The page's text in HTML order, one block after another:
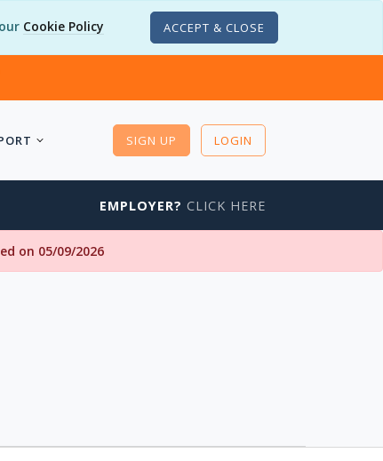
Cookie Policy ACCEPT & CLOSE
SIGN UP LOGIN
EMPLOYER? CLICK HERE
on 05/09/2026